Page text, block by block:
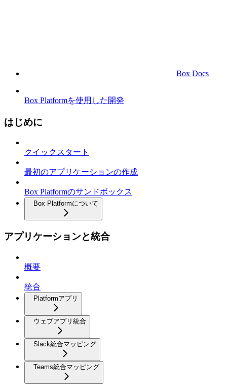
Box Docs
Box Platformを使用した開発
はじめに
クイックスタート
最初のアプリケーションの作成
Box Platformのサンドボックス
Box Platformについて
アプリケーションと統合
概要
統合
Platformアプリ
ウェブアプリ統合
Slack統合マッピング
Teams統合マッピング